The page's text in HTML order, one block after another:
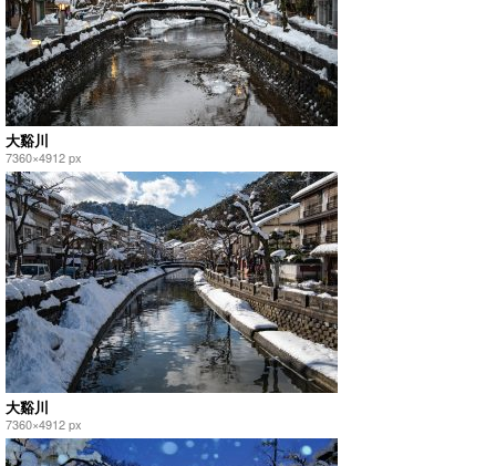
大谿川
7360×4912 px
大谿川
7360×4912 px